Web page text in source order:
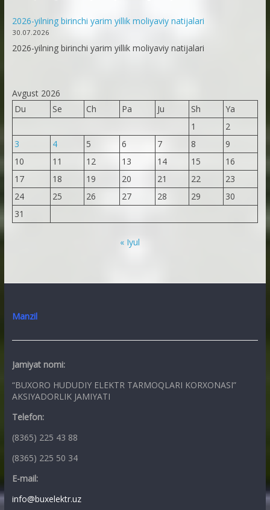
2026-yilning birinchi yarim yillik moliyaviy natijalari
30.07.2026
2026-yilning birinchi yarim yillik moliyaviy natijalari
Avgust 2026
Du
Se Ch Pa Ju Sh
Ya
1
2
3
4 5 6 7 8
9
10
11 12 13 14 15
16
17
18 19 20 21 22
23
24
25 26 27 28 29
30
31
« Iyul
Manzil
Jamiyat nomi:
“BUXORO HUDUDIY ELEKTR TARMOQLARI KORXONASI”
AKSIYADORLIK JAMIYATI
Telefon:
(8365) 225 43 88
(8365) 225 50 34
E-mail:
info@buxelektr.uz